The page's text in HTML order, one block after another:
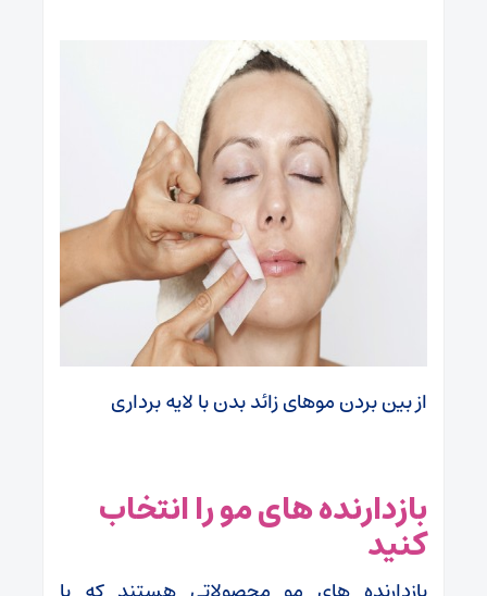
از بین بردن موهای زائد بدن با لایه برداری
بازدارنده های مو را انتخاب
کنید